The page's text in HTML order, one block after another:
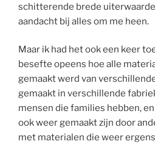
schitterende brede
aandacht bij alles om me heen.
Maar ik had het ook een keer
besefte opeens hoe alle
gemaakt werd van
gemaakt in verschillende
mensen die families hebben,
ook weer gemaakt zijn door
met materialen die weer